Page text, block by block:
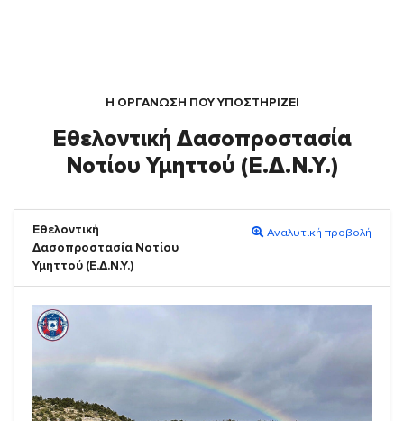
Η ΟΡΓΆΝΩΣΗ ΠΟΥ ΥΠΟΣΤΗΡΙΖΕΙ
Εθελοντική Δασοπροστασία
Νοτίου Υμηττού (Ε.Δ.Ν.Υ.)
Εθελοντική
Δασοπροστασία Νοτίου
Υμηττού (Ε.Δ.Ν.Υ.)
Αναλυτική προβολή